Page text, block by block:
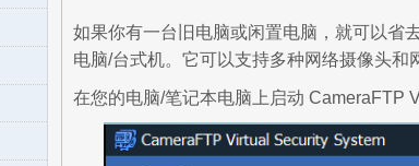
如果你有一台旧电脑或闲置电脑，就可以省
电脑/台式机。它可以支持多种网络摄像头和
在您的电脑/笔记本电脑上启动 CameraFTP